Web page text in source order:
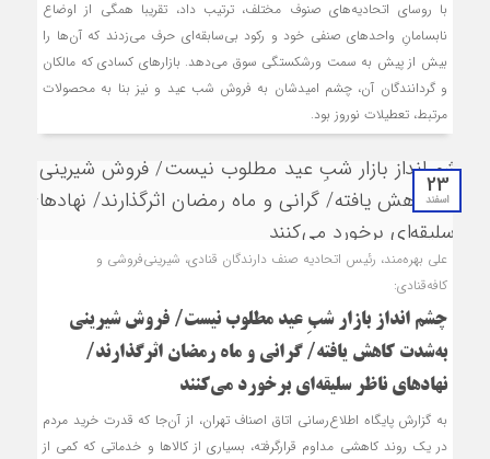
با روسای اتحادیه‌های صنوف مختلف، ترتیب داد، تقریبا همگی از اوضاع
نابسامانِ واحدهای صنفی خود و رکود بی‌سابقه‌ای حرف می‌زدند که آن‌ها را
بیش از پیش به سمت ورشکستگی سوق می‌دهد. بازارهای کسادی که مالکان
و گردانندگان آن، چشم امیدشان به فروش شب عید و نیز بنا به محصولات
مرتبط، تعطیلات نوروز بود.
23
اسفند
علی بهره‌مند، رئیس اتحادیه صنف دارندگان قنادی، شیرینی‌فروشی و
کافه‌قنادی:
چشم انداز بازار شبِ عید مطلوب نیست/ فروش شیرینی
به‌شدت کاهش یافته/ گرانی و ماه رمضان اثرگذارند/
نهادهای ناظر سلیقه‌ای برخورد می‌کنند
به گزارش پایگاه اطلاع‌رسانی اتاق اصناف تهران، از آن‌جا که قدرت خرید مردم
در یک روند کاهشی مداوم قرارگرفته، بسیاری از کالاها و خدماتی که کمی از